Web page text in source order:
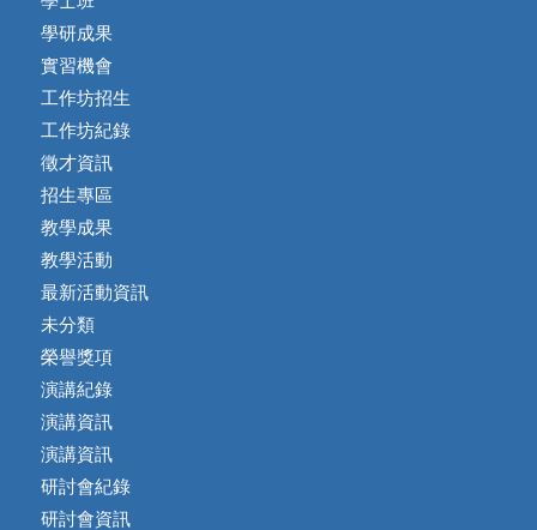
學研成果
實習機會
工作坊招生
工作坊紀錄
徵才資訊
招生專區
教學成果
教學活動
最新活動資訊
未分類
榮譽獎項
演講紀錄
演講資訊
演講資訊
研討會紀錄
研討會資訊